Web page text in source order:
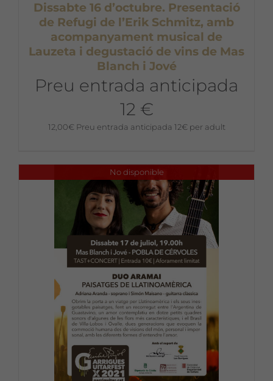
Dissabte 16 d’octubre. Presentació
de Refugi de l’Erik Schmitz, amb
acompanyament musical de
Lauzeta i degustació de vins de Mas
Blanch i Jové
Preu entrada anticipada
12 €
12,00€ Preu entrada anticipada 12€ per adult
No disponible